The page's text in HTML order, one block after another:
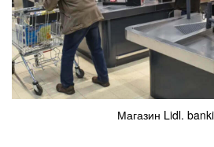
Магазин Lidl.